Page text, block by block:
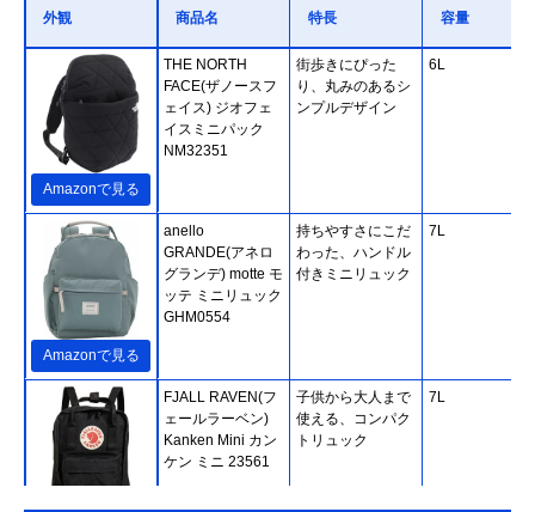
外観 商品名 特長 容量
Amazonで見る
THE NORTH
FACE(ザノースフ
ェイス) ジオフェ
イスミニパック
NM32351
街歩きにぴった
り、丸みのあるシ
ンプルデザイン
6L
Amazonで見る
anello
GRANDE(アネロ
グランデ) motte モ
ッテ ミニリュック
GHM0554
持ちやすさにこだ
わった、ハンドル
付きミニリュック
7L
FJALL RAVEN(フ
ェールラーベン)
Kanken Mini カン
ケン ミニ 23561
子供から大人まで
使える、コンパク
トリュック
7L